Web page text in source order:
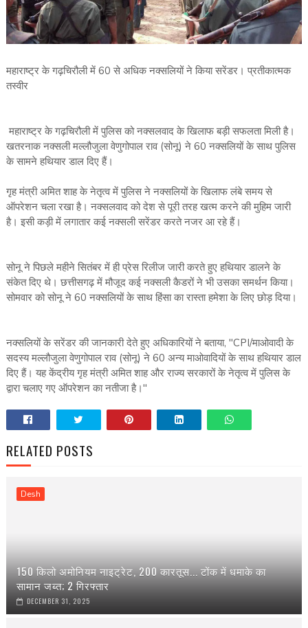
महाराष्ट्र के गढ़चिरौली में 60 से अधिक नक्सलियों ने किया सरेंडर। प्रतीकात्मक
तस्वीर
महाराष्ट्र के गढ़चिरौली में पुलिस को नक्सलवाद के खिलाफ बड़ी सफलता मिली है।
खतरनाक नक्सली मल्लौजुला वेणुगोपाल राव (सोनू) ने 60 नक्सलियों के साथ पुलिस
के सामने हथियार डाल दिए हैं।
गृह मंत्री अमित शाह के नेतृत्व में पुलिस ने नक्सलियों के खिलाफ लंबे समय से
ऑपरेशन चला रखा है। नक्सलवाद को देश से पूरी तरह खत्म करने की मुहिम जारी
है। इसी कड़ी में लगातार कई नक्सली सरेंडर करते नजर आ रहे हैं।
सोनू ने पिछले महीने सितंबर में ही प्रेस रिलीज जारी करते हुए हथियार डालने के
संकेत दिए थे। छत्तीसगढ़ में मौजूद कई नक्सली कैडरों ने भी उसका समर्थन किया।
सोमवार को सोनू ने 60 नक्सलियों के साथ हिंसा का रास्ता हमेशा के लिए छोड़ दिया।
नक्सलियों के सरेंडर की जानकारी देते हुए अधिकारियों ने बताया, "CPI/माओवादी के
सदस्य मल्लौजुला वेणुगोपाल राव (सोनू) ने 60 अन्य माओवादियों के साथ हथियार डाल
दिए हैं। यह केंद्रीय गृह मंत्री अमित शाह और राज्य सरकारों के नेतृत्व में पुलिस के
द्वारा चलाए गए ऑपरेशन का नतीजा है।"
RELATED POSTS
Desh
150 किलो अमोनियम नाइट्रेट, 200 कारतूस... टोंक में धमाके का
सामान जब्त; 2 गिरफ्तार
DECEMBER 31, 2025